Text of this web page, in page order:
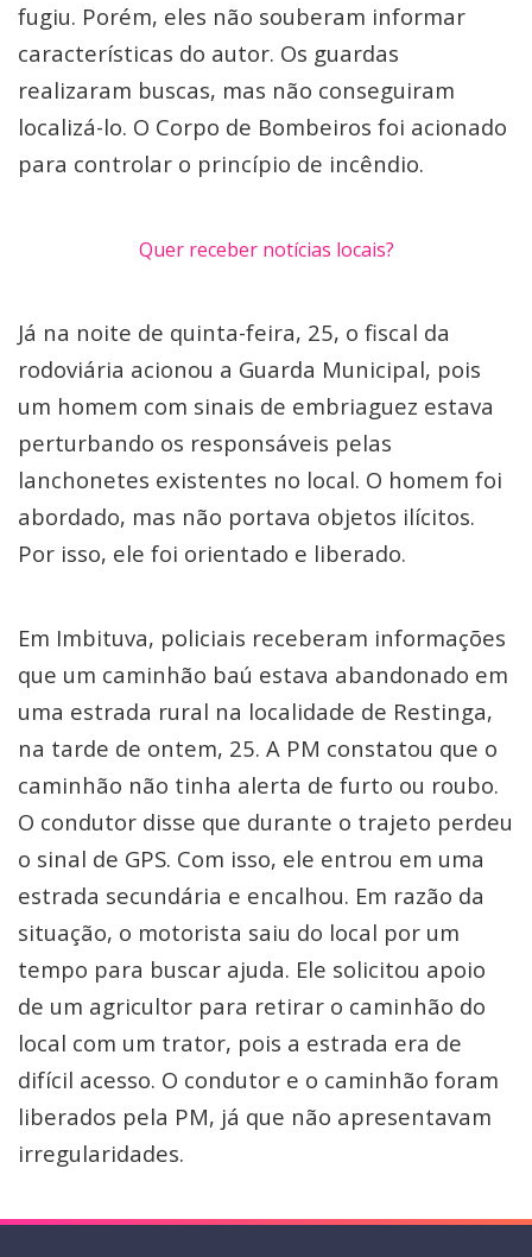
fugiu. Porém, eles não souberam informar
características do autor. Os guardas
realizaram buscas, mas não conseguiram
localizá-lo. O Corpo de Bombeiros foi acionado
para controlar o princípio de incêndio.
Quer receber notícias locais?
Já na noite de quinta-feira, 25, o fiscal da
rodoviária acionou a Guarda Municipal, pois
um homem com sinais de embriaguez estava
perturbando os responsáveis pelas
lanchonetes existentes no local. O homem foi
abordado, mas não portava objetos ilícitos.
Por isso, ele foi orientado e liberado.
Em Imbituva, policiais receberam informações
que um caminhão baú estava abandonado em
uma estrada rural na localidade de Restinga,
na tarde de ontem, 25. A PM constatou que o
caminhão não tinha alerta de furto ou roubo.
O condutor disse que durante o trajeto perdeu
o sinal de GPS. Com isso, ele entrou em uma
estrada secundária e encalhou. Em razão da
situação, o motorista saiu do local por um
tempo para buscar ajuda. Ele solicitou apoio
de um agricultor para retirar o caminhão do
local com um trator, pois a estrada era de
difícil acesso. O condutor e o caminhão foram
liberados pela PM, já que não apresentavam
irregularidades.